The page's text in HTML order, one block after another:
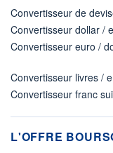
Convertisseur de
Convertisseur dollar /
Convertisseur euro /
Convertisseur livres /
Convertisseur franc
L'OFFRE